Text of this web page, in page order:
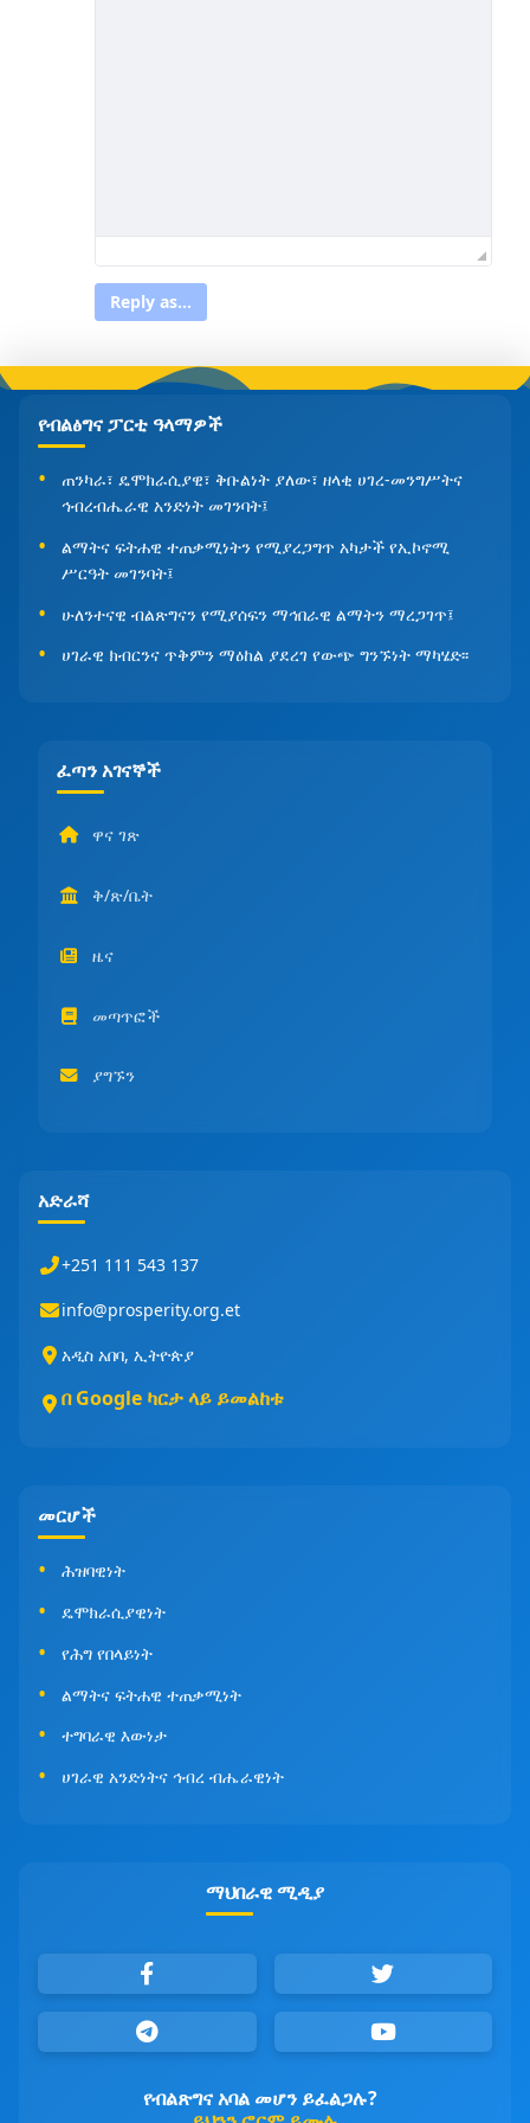
Reply as...
የብልፅግና ፓርቲ ዓላማዎች
ጠንካራ፣ ዴሞክራሲያዊ፣ ቅቡልነት ያለው፣ ዘላቂ ሀገረ-መንግሥትና
ኅብረብሔራዊ አንድነት መገንባት፤
ልማትና ፍትሐዊ ተጠቃሚነትን የሚያረጋግጥ አካታች የኢኮኖሚ
ሥርዓት መገንባት፤
ሁለንተናዊ ብልጽግናን የሚያሰፍን ማኅበራዊ ልማትን ማረጋገጥ፤
ሀገራዊ ክብርንና ጥቅምን ማዕከል ያደረገ የውጭ ግንኙነት ማካሄድ፡፡
ፈጣን አገናኞች
ዋና ገጽ
ቅ/ጽ/ቤት
ዜና
መጣጥፎች
ያግኙን
አድራሻ
+251 111 543 137
info@prosperity.org.et
አዲስ አበባ, ኢትዮጵያ
በ Google ካርታ ላይ ይመልከቱ
መርሆች
ሕዝባዊነት
ዴሞክራሲያዊነት
የሕግ የበላይነት
ልማትና ፍትሐዊ ተጠቃሚነት
ተግባራዊ እውነታ
ሀገራዊ አንድነትና ኅብረ ብሔራዊነት
ማህበራዊ ሚዲያ
የብልጽግና አባል መሆን ይፈልጋሉ?